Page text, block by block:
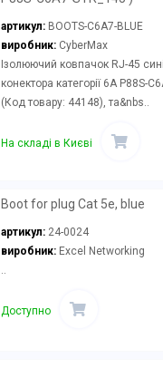
артикул: BOOTS-C6A7-BLUE
виробник:CyberMax
Ізолюючий ковпачок RJ-45
конектора категорії 6А P88S-
(Код товару: 44148), та&nbs..
На складі в Києві
Boot for plug Cat 5e, blue
артикул: 24-0024
виробник:Excel Networking
..
Доступно